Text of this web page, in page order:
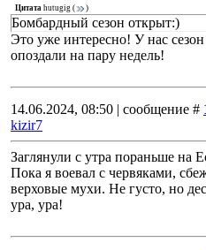
Цитата hutugig ( )
Бомбардный сезон открыт:)
Это уже интересно! У нас
опоздали на пару недель!
14.06.2024, 08:50 | сообщение #
kizir7
Заглянули с утра пораньше на
Пока я воевал с червяками,
верховые мухи. Не густо, но
ура, ура!